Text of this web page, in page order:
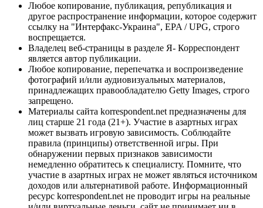
Любое копирование, публикация, републикация и
другое распространение информации, которое содержит
ссылку на "Интерфакс-Украина", EPA / UPG, строго
воспрещается.
Владелец веб-страницы в разделе Я- Корреспондент
является автор публикации.
Любое копирование, перепечатка и воспроизведение
фотографий и/или аудиовизуальных материалов,
принадлежащих правообладателю Getty Images, строго
запрещено.
Материалы сайта korrespondent.net предназначены для
лиц старше 21 года (21+). Участие в азартных играх
может вызвать игровую зависимость. Соблюдайте
правила (принципы) ответственной игры. При
обнаружении первых признаков зависимости
немедленно обратитесь к специалисту. Помните, что
участие в азартных играх не может являться источником
доходов или альтернативой работе. Информационный
ресурс korrespondent.net не проводит игры на реальные